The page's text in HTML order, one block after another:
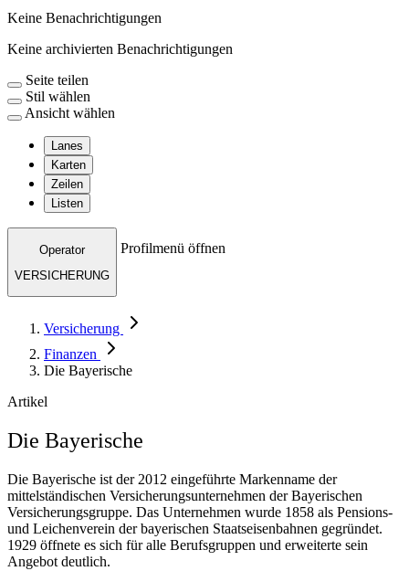
Keine Benachrichtigungen
Keine archivierten Benachrichtigungen
Seite teilen
Stil wählen
Ansicht wählen
Lanes
Karten
Zeilen
Listen
Operator
VERSICHERUNG
Profilmenü öffnen
Versicherung
Finanzen
Die Bayerische
Artikel
Die Bayerische
Die Bayerische ist der 2012 eingeführte Markenname der
mittelständischen Versicherungsunternehmen der Bayerischen
Versicherungsgruppe. Das Unternehmen wurde 1858 als Pensions-
und Leichenverein der bayerischen Staatseisenbahnen gegründet.
1929 öffnete es sich für alle Berufsgruppen und erweiterte sein
Angebot deutlich.